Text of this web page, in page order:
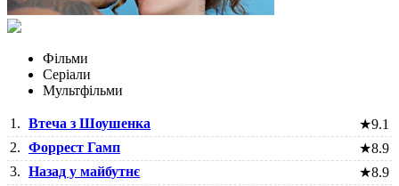
Фільми
Серіали
Мультфільми
1. Втеча з Шоушенка ★9.1
2. Форрест Гамп ★8.9
3. Назад у майбутнє ★8.9